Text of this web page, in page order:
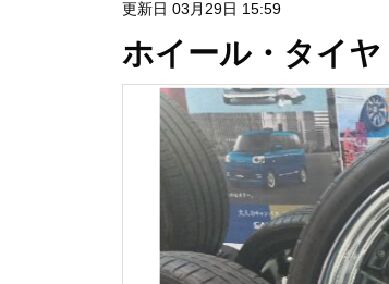
更新日 03月29日 15:59
ホイール・タイ